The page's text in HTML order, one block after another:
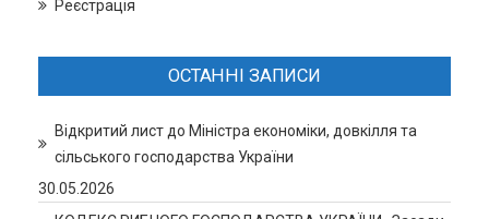
Реєстрація
ОСТАННІ ЗАПИСИ
Відкритий лист до Міністра економіки, довкілля та
сільського господарства України
30.05.2026